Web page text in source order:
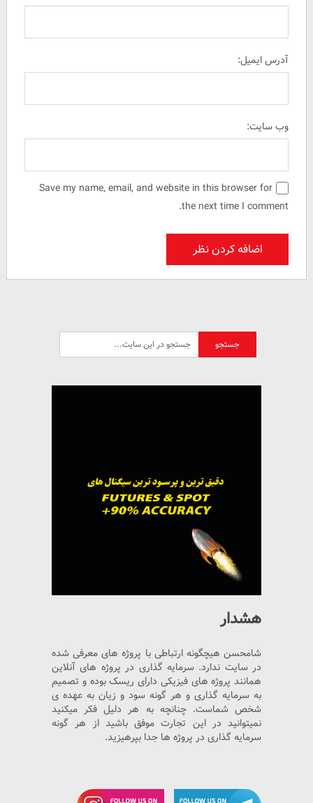
آدرس ایمیل:
وب سایت:
Save my name, email, and website in this browser for
the next time I comment.
هشدار
شامحسن هیچگونه ارتباطی با پروژه های معرفی شده
در سایت ندارد. سرمایه گذاری در پروژه های آنلاین
همانند پروژه های فیزیکی دارای ریسک بوده و تصمیم
به سرمایه گذاری و هر گونه سود و زیان به عهده ی
شخص شماست. چنانچه به هر دلیل فکر میکنید
نمیتوانید در این تجارت موفق باشید از هر گونه
سرمایه گذاری در پروژه ها جدا بپرهیزید.